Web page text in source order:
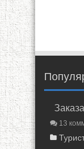
13